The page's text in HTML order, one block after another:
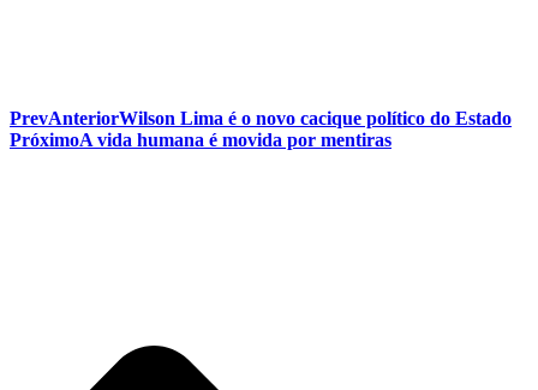
PrevAnteriorWilson Lima é o novo cacique político do Estado
PróximoA vida humana é movida por mentiras